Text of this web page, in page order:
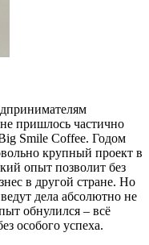
пришлось частично
Smile Coffee. Годом
крупный проект в
опыт позволит без
в другой стране. Но
дела абсолютно не
обнулился – всё
особого успеха.